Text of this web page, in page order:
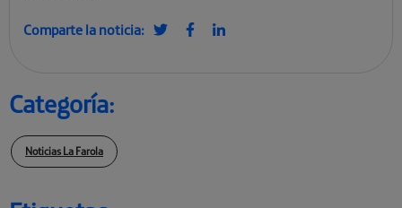
Comparte la noticia:
Categoría:
Noticias La Farola